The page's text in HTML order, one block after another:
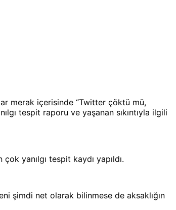
merak içerisinde “Twitter çöktü mü,
tespit raporu ve yaşanan sıkıntıyla ilgili
yanılgı tespit kaydı yapıldı.
şimdi net olarak bilinmese de aksaklığın